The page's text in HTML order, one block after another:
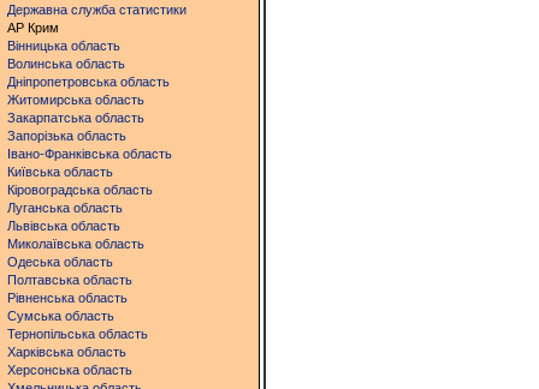
Державна служба статистики
АР Крим
Вінницька область
Волинська область
Дніпропетровська область
Житомирська область
Закарпатська область
Запорізька область
Івано-Франківська область
Київська область
Кіровоградська область
Луганська область
Львівська область
Миколаївська область
Одеська область
Полтавська область
Рівненська область
Сумська область
Тернопільська область
Харківська область
Херсонська область